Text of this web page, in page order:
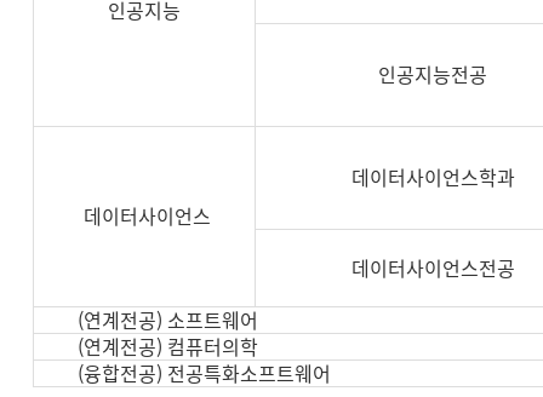
인공지능
인공지능전공
데이터사이언스
데이터사이언스학과
데이터사이언스전공
(연계전공) 소프트웨어
(연계전공) 컴퓨터의학
(융합전공) 전공특화소프트웨어